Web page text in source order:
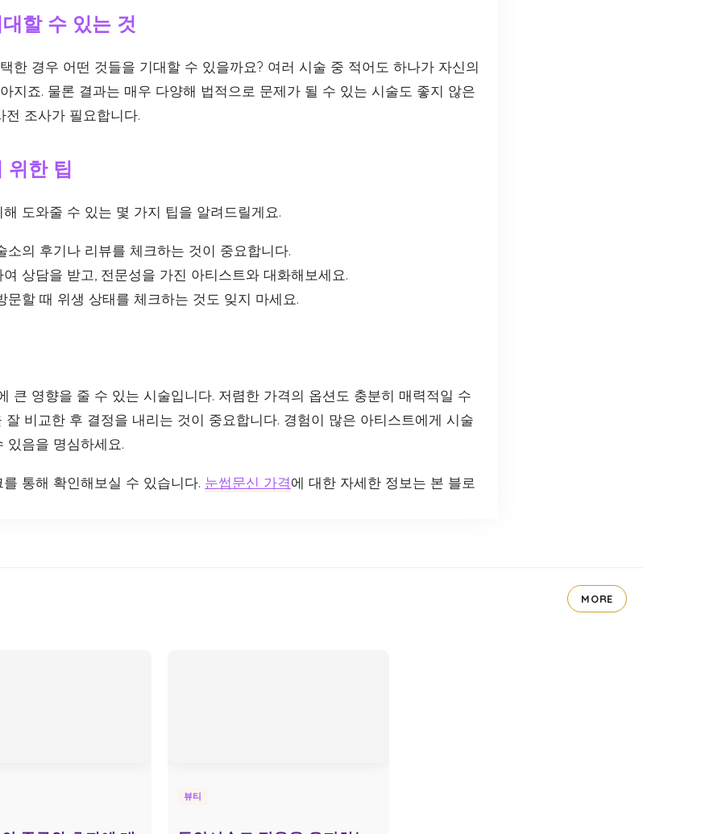
할 수 있는 것
한 경우 어떤 것들을 기대할 수 있을까요? 여러 시술 중 적어도 하나가 자신의
지죠. 물론 결과는 매우 다양해 법적으로 문제가 될 수 있는 시술도 좋지 않은
전 조사가 필요합니다.
위한 팁
도와줄 수 있는 몇 가지 팁을 알려드릴게요.
소의 후기나 리뷰를 체크하는 것이 중요합니다.
상담을 받고, 전문성을 가진 아티스트와 대화해보세요.
문할 때 위생 상태를 체크하는 것도 잊지 마세요.
큰 영향을 줄 수 있는 시술입니다. 저렴한 가격의 옵션도 충분히 매력적일 수
잘 비교한 후 결정을 내리는 것이 중요합니다. 경험이 많은 아티스트에게 시술
있음을 명심하세요.
통해 확인해보실 수 있습니다. 눈썹문신 가격에 대한 자세한 정보는 본 블로
MORE
뷰티